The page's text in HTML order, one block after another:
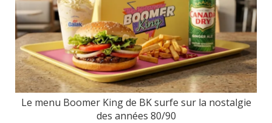
Le menu Boomer King de BK surfe sur la nostalgie
des années 80/90